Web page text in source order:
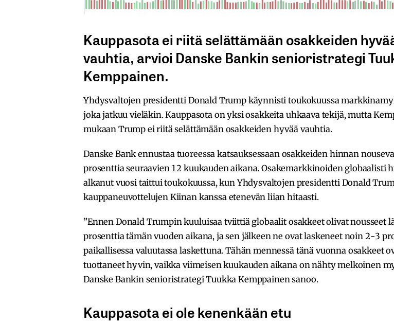
Kauppasota ei riitä selättämään osakkeiden
vauhtia, arvioi Danske Bankin senioristrategi
Kemppainen.
Yhdysvaltojen presidentti Donald Trump käynnisti toukokuussa
joka jatkuu vieläkin. Kauppasota on yksi osakkeita uhkaava tekijä, mutta
mukaan Trump ei riitä selättämään osakkeiden hyvää vauhtia.
Danske Bank ennustaa tuoreessa katsauksessaan osakkeiden hinnan
prosenttia seuraavien 12 kuukauden aikana. Osakemarkkinoiden globaalisti
alkanut vuosi taittui toukokuussa, kun Yhdysvaltojen presidentti Donald
kauppaneuvottelujen Kiinan kanssa etenevän liian hitaasti.
”Ennen Donald Trumpin kuuluisaa tviittiä globaalit osakkeet olivat nousseet
prosenttia tämän vuoden aikana, ja sen jälkeen ne ovat laskeneet noin 2-3
paikallisessa valuutassa laskettuna. Tähän mennessä tänä vuonna osakkeet
tuottaneet hyvin, vaikka viimeisen kuukauden aikana on nähty melkoinen
Danske Bankin senioristrategi Tuukka Kemppainen sanoo.
Kauppasota ei ole kenenkään etu